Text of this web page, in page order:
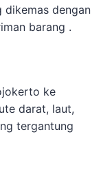
dikemas dengan
barang .
ke
darat, laut,
tergantung